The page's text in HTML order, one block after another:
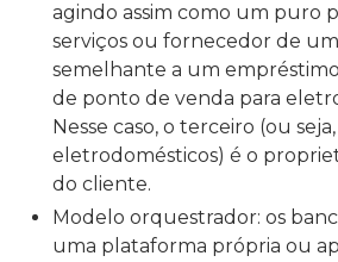
agindo assim como um puro
serviços ou fornecedor de
semelhante a um
de ponto de venda para
Nesse caso, o terceiro (ou
eletrodomésticos) é o
do cliente.
Modelo orquestrador: os
uma plataforma própria ou